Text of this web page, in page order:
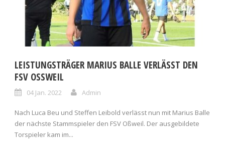
LEISTUNGSTRÄGER MARIUS BALLE VERLÄSST DEN
FSV OSSWEIL
04 Jan. 2022 Admin
Nach Luca Beu und Steffen Leibold verlässt nun mit Marius Balle
der nächste Stammspieler den FSV Oßweil. Der ausgebildete
Torspieler kam im...